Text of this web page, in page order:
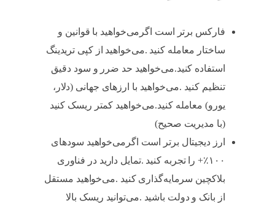
فارکس برتر است اگرمی‌خواهید با قوانین و
ساختار معامله کنید .می‌خواهید از کپی تریدینگ
استفاده کنید.می‌خواهید حد ضرر و سود دقیق
تنظیم کنید .می‌خواهید با ارزهای جهانی (دلار،
یورو) معامله کنید.می‌خواهید کمتر ریسک کنید
(با مدیریت صحیح)
ارز دیجیتال برتر است اگرمی‌خواهید سودهای
۱۰۰٪+ را تجربه کنید .تمایل دارید در فناوری
بلاکچین سرمایه‌گذاری کنید .می‌خواهید مستقل
از بانک و دولت باشید .می‌توانید ریسک بالا